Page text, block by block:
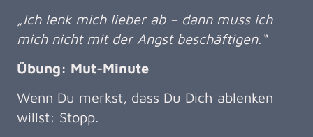
„Ich lenk mich lieber ab – dann muss ich
mich nicht mit der Angst beschäftigen.“
Übung: Mut-Minute
Wenn Du merkst, dass Du Dich ablenken
willst: Stopp.